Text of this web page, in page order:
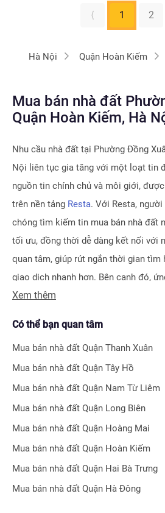
⟨ 1 2
Hà Nội Quận Hoàn Kiếm
Mua bán nhà đất
Quận Hoàn Kiếm, Hà
Nhu cầu nhà đất tại Phường Đồng
Nội liên tục gia tăng với một loạt tin
nguồn tin chính chủ và môi giới,
trên nền tảng Resta. Với Resta,
chóng tìm kiếm tin mua bán nhà đất
tối ưu, đồng thời dễ dàng kết nối với
quan tâm, giúp rút ngắn thời gian tìm
giao dịch nhanh hơn. Bên cạnh đó,
cấp công cụ Đăng tin vô cùng tiện ích,
tính điểm thông minh.
phát triển nhiều công cụ hỗ trợ tối ưu
động sản chuyên nghiệp nhưTra cứu
miễn phí, Bộ lọc địa phương 360hay
Với nhiều công cụ tiện ích mà nền
tin rằngRestasẽ trở thành trợ thủ
trong quá trình tìm kiếm và đầu tư bất
Xem thêm
Có thể bạn quan tâm
Mua bán nhà đất Quận Thanh Xuân
Mua bán nhà đất Quận Tây Hồ
Mua bán nhà đất Quận Nam Từ Liêm
Mua bán nhà đất Quận Long Biên
Mua bán nhà đất Quận Hoàng Mai
Mua bán nhà đất Quận Hoàn Kiếm
Mua bán nhà đất Quận Hai Bà Trưng
Mua bán nhà đất Quận Hà Đông